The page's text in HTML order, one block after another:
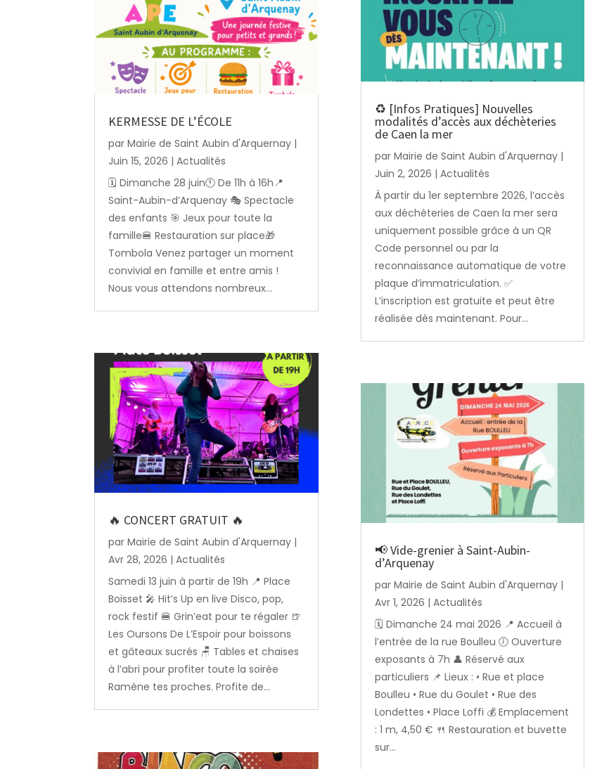
KERMESSE DE L’ÉCOLE
parMairie de Saint Aubin d'Arquernay |
Juin 15, 2026 |Actualités
🗓️ Dimanche 28 juin🕚 De 11h à 16h📍
Saint-Aubin-d’Arquenay 🎭 Spectacle
des enfants 🎯 Jeux pour toute la
famille🍔 Restauration sur place🎁
Tombola Venez partager un moment
convivial en famille et entre amis !
Nous vous attendons nombreux...
🔥 CONCERT GRATUIT 🔥
parMairie de Saint Aubin d'Arquernay |
Avr 28, 2026 |Actualités
Samedi 13 juin à partir de 19h 📍 Place
Boisset 🎤 Hit’s Up en live Disco, pop,
rock festif 🍔 Grin’eat pour te régaler 🍺
Les Oursons De L’Espoir pour boissons
et gâteaux sucrés 🪑 Tables et chaises
à l’abri pour profiter toute la soirée
Ramène tes proches. Profite de...
♻️ [Infos Pratiques] Nouvelles
modalités d’accès aux déchèteries
de Caen la mer
par Mairie de Saint Aubin d'Arquernay|
Juin 2, 2026 | Actualités
À partir du 1er septembre 2026, l’accès
aux déchèteries de Caen la mer sera
uniquement possible grâce à un QR
Code personnel ou par la
reconnaissance automatique de votre
plaque d’immatriculation. ✅
L’inscription est gratuite et peut être
réalisée dès maintenant. Pour...
📢 Vide-grenier à Saint-Aubin-
d’Arquenay
par Mairie de Saint Aubin d'Arquernay|
Avr 1, 2026 | Actualités
🗓️ Dimanche 24 mai 2026 📍 Accueil à
l’entrée de la rue Boulleu 🕖 Ouverture
exposants à 7h 👤 Réservé aux
particuliers 📌 Lieux : • Rue et place
Boulleu • Rue du Goulet • Rue des
Londettes • Place Loffi 💰 Emplacement
: 1 m, 4,50 € 🍴 Restauration et buvette
sur...